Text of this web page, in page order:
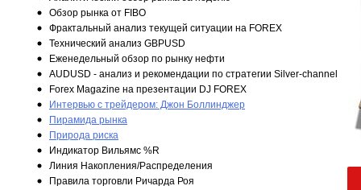
Обзор рынка от FIBO
Фрактальный анализ текущей ситуации на FOREX
Технический анализ GBPUSD
Еженедельный обзор по рынку нефти
AUDUSD - анализ и рекомендации по стратегии Silver-channel
Forex Magazine на презентации DJ FOREX
Интервью с трейдером: Джон Боллинджер
Пирамида рынка
Природа риска
Индикатор Вильямс %R
Линия Накопления/Распределения
Правила торговли Ричарда Роя